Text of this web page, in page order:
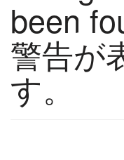
been
警告が
す。